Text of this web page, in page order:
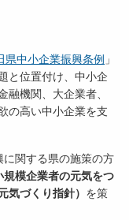
県中小企業振興条例 」
と位置付け、中小企
融機関、大企業者、
の高い中小企業を支
関する県の施策の方
規模企業者の元気をつ
気づくり指針） を策